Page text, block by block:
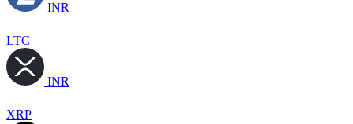
INR
LTC
INR
XRP